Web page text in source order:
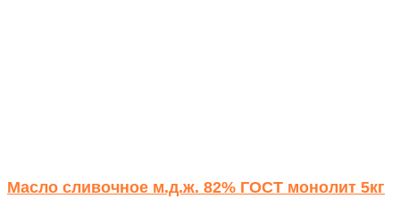
Масло сливочное м.д.ж. 82% ГОСТ монолит 5кг